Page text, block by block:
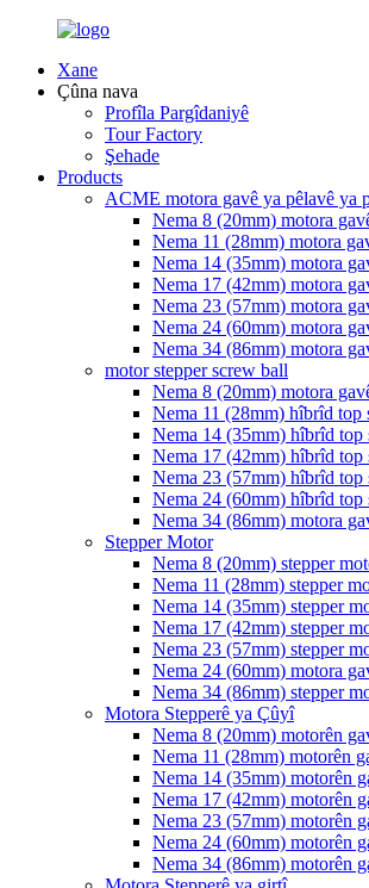
Xane
Çûna nava
Profîla Pargîdaniyê
Tour Factory
Şehade
Products
ACME motora gavê ya pêlavê ya
Nema 8 (20mm) motora
Nema 11 (28mm) motora
Nema 14 (35mm) motora
Nema 17 (42mm) motora
Nema 23 (57mm) motora
Nema 24 (60mm) motora
Nema 34 (86mm) motora
motor stepper screw ball
Nema 8 (20mm) motora
Nema 11 (28mm) hîbrîd top
Nema 14 (35mm) hîbrîd top
Nema 17 (42mm) hîbrîd top
Nema 23 (57mm) hîbrîd top
Nema 24 (60mm) hîbrîd top
Nema 34 (86mm) motora
Stepper Motor
Nema 8 (20mm) stepper
Nema 11 (28mm) stepper
Nema 14 (35mm) stepper
Nema 17 (42mm) stepper
Nema 23 (57mm) stepper
Nema 24 (60mm) motora
Nema 34 (86mm) stepper
Motora Stepperê ya Çûyî
Nema 8 (20mm) motorên
Nema 11 (28mm) motorên
Nema 14 (35mm) motorên
Nema 17 (42mm) motorên
Nema 23 (57mm) motorên
Nema 24 (60mm) motorên
Nema 34 (86mm) motorên